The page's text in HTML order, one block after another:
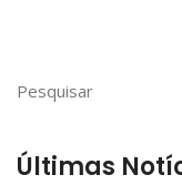
Pesquisar
Últimas